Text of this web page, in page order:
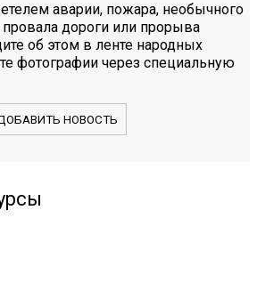
аварии, пожара, необычного
провала дороги или прорыва
об этом в ленте народных
фотографии через специальную
НОВОСТЬ